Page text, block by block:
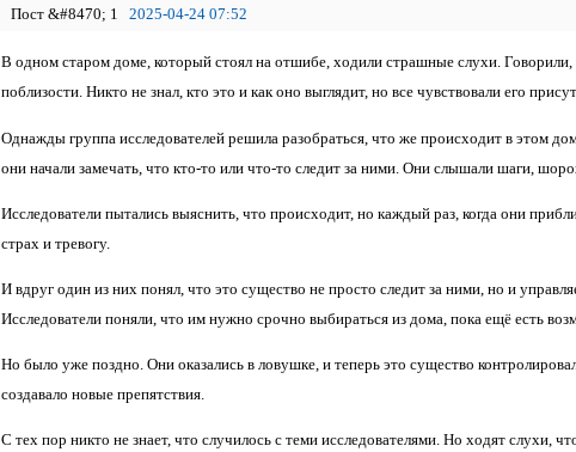
1 2025-04-24 07:52
В одном старом доме, который стоял на отшибе, ходили страшные слухи. Говорили,
поблизости. Никто не знал, кто это и как оно выглядит, но все чувствовали его
Однажды группа исследователей решила разобраться, что же происходит в этом
они начали замечать, что кто-то или что-то следит за ними. Они слышали шаги,
Исследователи пытались выяснить, что происходит, но каждый раз, когда они
страх и тревогу.
И вдруг один из них понял, что это существо не просто следит за ними, но и
Исследователи поняли, что им нужно срочно выбираться из дома, пока ещё есть
Но было уже поздно. Они оказались в ловушке, и теперь это существо
создавало новые препятствия.
С тех пор никто не знает, что случилось с теми исследователями. Но ходят слухи,